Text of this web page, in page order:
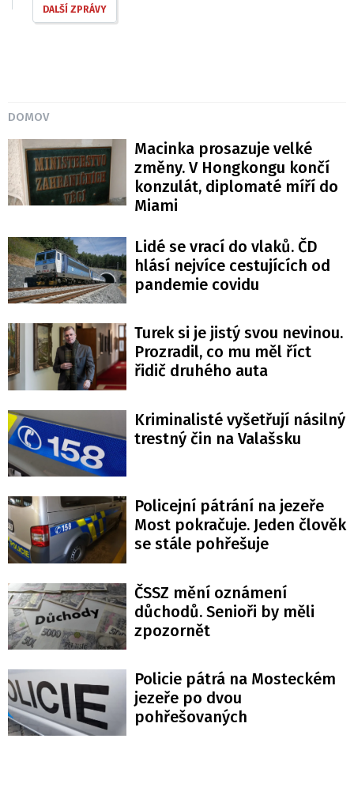
DALŠÍ ZPRÁVY
DOMOV
Macinka prosazuje velké
změny. V Hongkongu končí
konzulát, diplomaté míří do
Miami
Lidé se vrací do vlaků. ČD
hlásí nejvíce cestujících od
pandemie covidu
Turek si je jistý svou nevinou.
Prozradil, co mu měl říct
řidič druhého auta
Kriminalisté vyšetřují násilný
trestný čin na Valašsku
Policejní pátrání na jezeře
Most pokračuje. Jeden člověk
se stále pohřešuje
ČSSZ mění oznámení
důchodů. Senioři by měli
zpozornět
Policie pátrá na Mosteckém
jezeře po dvou
pohřešovaných